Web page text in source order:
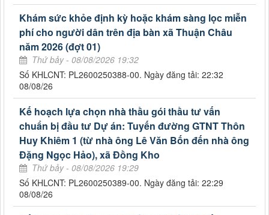
Khám sức khỏe định kỳ hoặc khám sàng lọc miễn
phí cho người dân trên địa bàn xã Thuận Châu
năm 2026 (đợt 01)
Thứ bảy - 08/08/2026 19:32
Số KHLCNT: PL2600250388-00. Ngày đăng tải: 22:32
08/08/26
Kế hoạch lựa chọn nhà thầu gói thầu tư vấn
chuẩn bị đầu tư Dự án: Tuyến đường GTNT Thôn
Huy Khiêm 1 (từ nhà ông Lê Văn Bốn đến nhà ông
Đặng Ngọc Hảo), xã Đồng Kho
Thứ bảy - 08/08/2026 19:29
Số KHLCNT: PL2600250389-00. Ngày đăng tải: 22:29
08/08/26